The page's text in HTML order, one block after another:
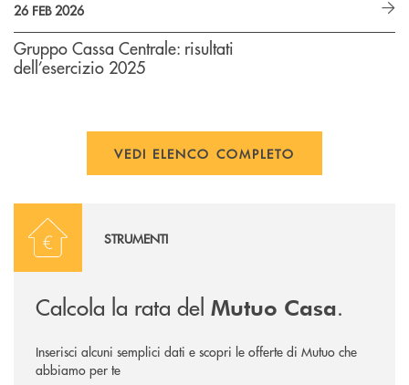
26 FEB 2026
Gruppo Cassa Centrale: risultati
dell’esercizio 2025
VEDI ELENCO COMPLETO
STRUMENTI
Calcola la rata del Mutuo Casa.
Inserisci alcuni semplici dati e scopri le offerte di Mutuo che
abbiamo per te